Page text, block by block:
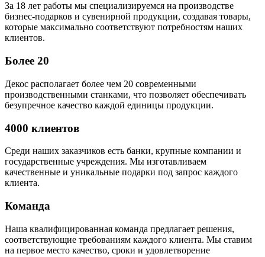
За 18 лет работы мы специализируемся на производстве
бизнес-подарков и сувенирной продукции, создавая товары,
которые максимально соответствуют потребностям наших
клиентов.
Более 20
Декос располагает более чем 20 современными
производственными станками, что позволяет обеспечивать
безупречное качество каждой единицы продукции.
4000 клиентов
Среди наших заказчиков есть банки, крупные компании и
государственные учреждения. Мы изготавливаем
качественные и уникальные подарки под запрос каждого
клиента.
Команда
Наша квалифицированная команда предлагает решения,
соответствующие требованиям каждого клиента. Мы ставим
на первое место качество, сроки и удовлетворение